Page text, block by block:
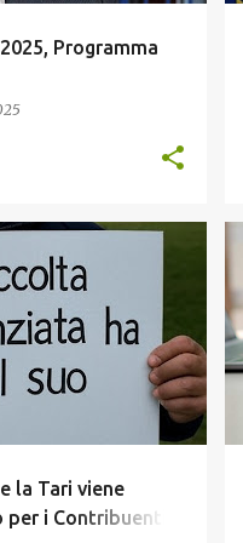
Programma
la Tari viene
i Contribuenti !
GOSSIP NEWS